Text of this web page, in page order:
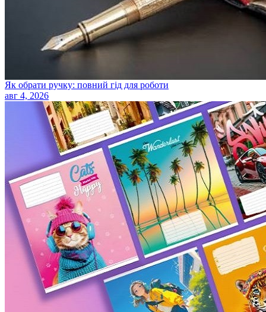
Як обрати ручку: повний гід для роботи
авг 4, 2026